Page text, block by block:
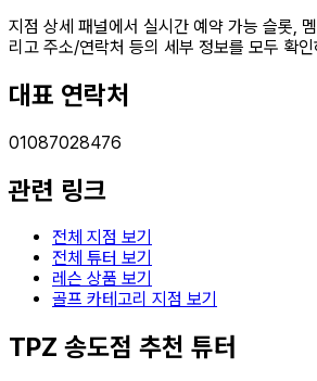
지점 상세 패널에서 실시간 예약 가능 슬롯,
리고 주소/연락처 등의 세부 정보를 모두 확
대표 연락처
01087028476
관련 링크
전체 지점 보기
전체 튜터 보기
레슨 상품 보기
골프 카테고리 지점 보기
TPZ 송도점 추천 튜터